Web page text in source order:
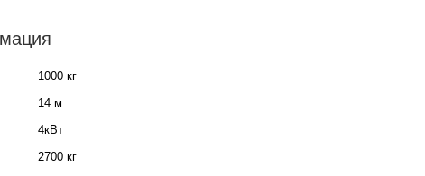
1000 кг
14 м
4кВт
2700 кг